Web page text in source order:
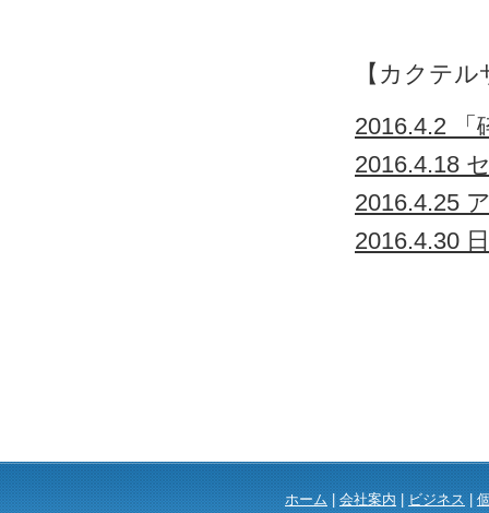
【カクテ
2016.4.2 「
2016.4.18
2016.4.25
2016.4.30
ホーム 会社案内 ビジネス